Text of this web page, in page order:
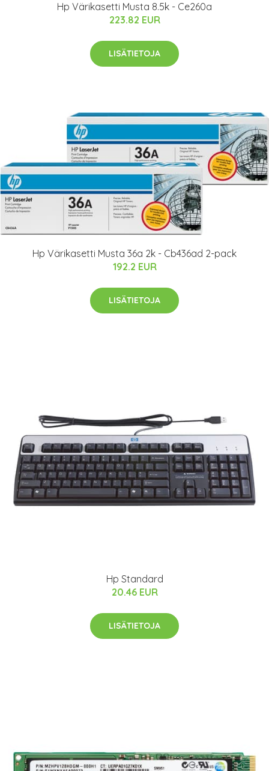
Hp Värikasetti Musta 8.5k - Ce260a
223.82 EUR
LISÄTIETOJA
Hp Värikasetti Musta 36a 2k - Cb436ad 2-pack
192.2 EUR
LISÄTIETOJA
Hp Standard
20.46 EUR
LISÄTIETOJA